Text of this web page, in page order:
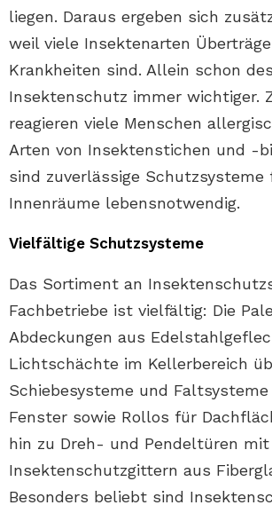
liegen. Daraus ergeben sich
weil viele Insektenarten
Krankheiten sind. Allein schon
Insektenschutz immer wichtiger.
reagieren viele Menschen
Arten von Insektenstichen und -
sind zuverlässige Schutzsysteme
Innenräume lebensnotwendig.
Vielfältige Schutzsysteme
Das Sortiment an
Fachbetriebe ist vielfältig: Die
Abdeckungen aus
Lichtschächte im Kellerbereich
Schiebesysteme und
Fenster sowie Rollos für
hin zu Dreh- und Pendeltüren mit
Insektenschutzgittern aus
Besonders beliebt sind